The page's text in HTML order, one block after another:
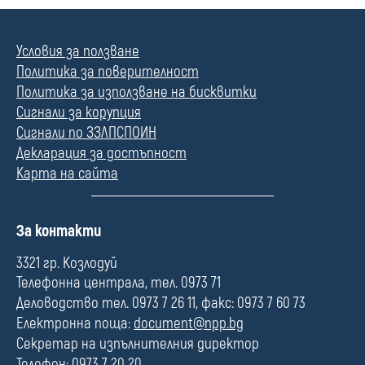
Условия за ползване
Политика за поверителност
Политика за използване на бисквитки
Сигнали за корупция
Сигнали по ЗЗЛПСПОИН
Декларация за достъпност
Карта на сайта
П
л
е
За контакти
3321 гр. Козлодуй
Телефонна централа, тел. 0973 71
Деловодство тел. 0973 7 26 11, факс: 0973 7 60 73
Електронна поща: document@npp.bg
Секретар на изпълнителния директор